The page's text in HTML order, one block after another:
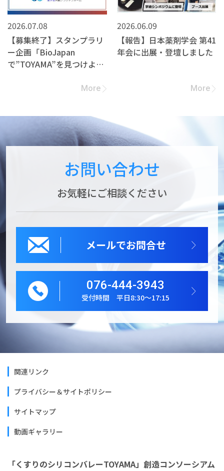
2026.07.08
【募集終了】スタンプラリ
ー企画「BioJapan
で”TOYAMA”を見つけよ
More
2026.06.09
【報告】日本薬剤学会 第41
年会に出展・登壇しました
More
お問い合わせ
お気軽にご相談ください
メールでお問合せ
076-444-3943
受付時間 平日8:30～17:15
関連リンク
プライバシー＆サイトポリシー
サイトマップ
動画ギャラリー
「くすりのシリコンバレーTOYAMA」創造コンソーシアム